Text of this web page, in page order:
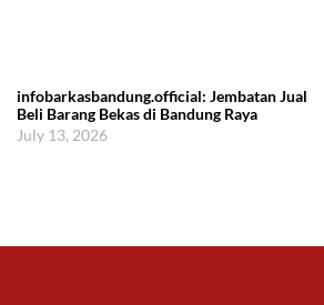
infobarkasbandung.official: Jembatan Jual
Beli Barang Bekas di Bandung Raya
July 13, 2026